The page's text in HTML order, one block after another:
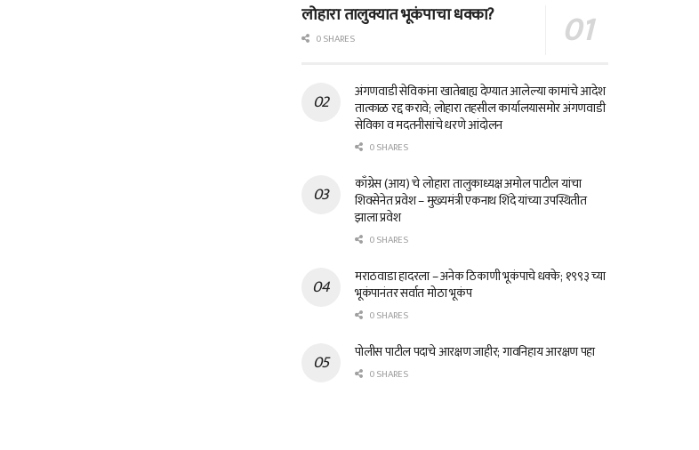
लोहारा तालुक्यात भूकंपाचा धक्का?
0 SHARES
अंगणवाडी सेविकांना खातेबाह्य देण्यात आलेल्या कामांचे आदेश
तात्काळ रद्द करावे; लोहारा तहसील कार्यालयासमोर अंगणवाडी
सेविका व मदतनीसांचे धरणे आंदोलन
0 SHARES
काँग्रेस (आय) चे लोहारा तालुकाध्यक्ष अमोल पाटील यांचा
शिवसेनेत प्रवेश – मुख्यमंत्री एकनाथ शिंदे यांच्या उपस्थितीत
झाला प्रवेश
0 SHARES
मराठवाडा हादरला – अनेक ठिकाणी भूकंपाचे धक्के; १९९३ च्या
भूकंपानंतर सर्वात मोठा भूकंप
0 SHARES
पोलीस पाटील पदाचे आरक्षण जाहीर; गावनिहाय आरक्षण पहा
0 SHARES